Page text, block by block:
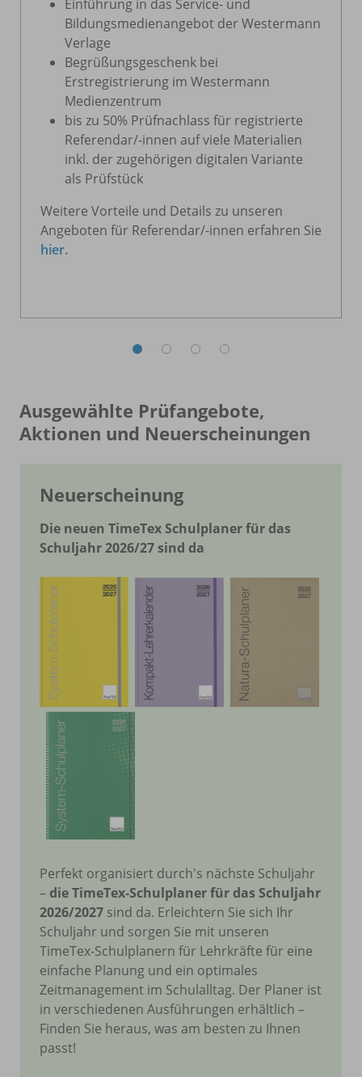
Einführung in das Service- und
Bildungsmedienangebot der Westermann
Verlage
Begrüßungsgeschenk bei
Erstregistrierung im Westermann
Medienzentrum
bis zu 50% Prüfnachlass für registrierte
Referendar/-innen auf viele Materialien
inkl. der zugehörigen digitalen Variante
als Prüfstück
Weitere Vorteile und Details zu unseren
Angeboten für Referendar/-innen erfahren Sie
hier.
Ausgewählte Prüfangebote,
Aktionen und Neuerscheinungen
Neuerscheinung
Die neuen TimeTex Schulplaner für das
Schuljahr 2026/27 sind da
Perfekt organisiert durch's nächste Schuljahr
– die TimeTex-Schulplaner für das Schuljahr
2026/2027sind da. Erleichtern Sie sich Ihr
Schuljahr und sorgen Sie mit unseren
TimeTex-Schulplanern für Lehrkräfte für eine
einfache Planung und ein optimales
Zeitmanagement im Schulalltag. Der Planer ist
in verschiedenen Ausführungen erhältlich –
Finden Sie heraus, was am besten zu Ihnen
passt!